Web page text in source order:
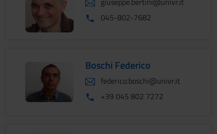
045-802-7682
Boschi Federico
federico.boschi@univr.it
+39 045 802 7272